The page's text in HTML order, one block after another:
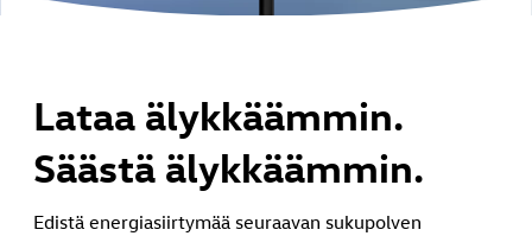
Lataa älykkäämmin.
Säästä älykkäämmin.
Edistä energiasiirtymää seuraavan sukupolven